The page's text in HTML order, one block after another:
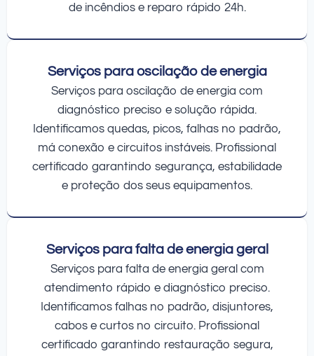
de incêndios e reparo rápido 24h.
Serviços para oscilação de energia
Serviços para oscilação de energia com
diagnóstico preciso e solução rápida.
Identificamos quedas, picos, falhas no padrão,
má conexão e circuitos instáveis. Profissional
certificado garantindo segurança, estabilidade
e proteção dos seus equipamentos.
Serviços para falta de energia geral
Serviços para falta de energia geral com
atendimento rápido e diagnóstico preciso.
Identificamos falhas no padrão, disjuntores,
cabos e curtos no circuito. Profissional
certificado garantindo restauração segura,